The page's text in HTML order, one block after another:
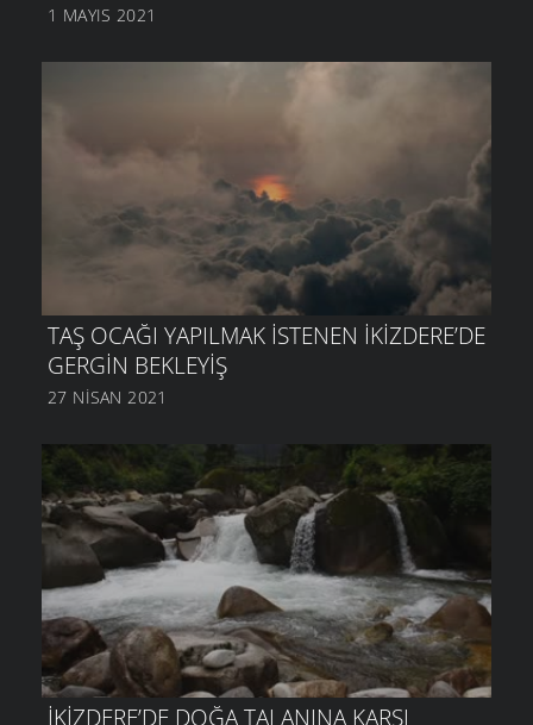
1 MAYIS 2021
TAŞ OCAĞI YAPILMAK ISTENEN İKIZDERE’DE
GERGIN BEKLEYIŞ
27 NISAN 2021
İKIZDERE’DE DOĞA TALANINA KARŞI